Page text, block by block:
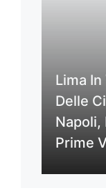
Lima
Delle
Napoli,
Prime